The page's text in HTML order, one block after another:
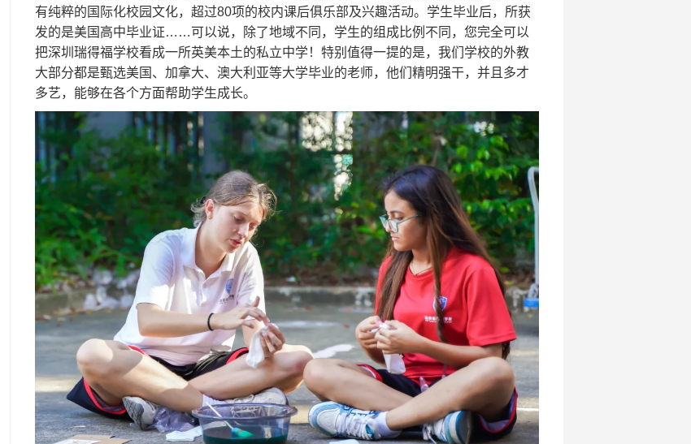
有纯粹的国际化校园文化，超过80项的校内课后俱乐部及兴趣活动。学生毕业后，所获
发的是美国高中毕业证……可以说，除了地域不同，学生的组成比例不同，您完全可以
把深圳瑞得福学校看成一所英美本土的私立中学！特别值得一提的是，我们学校的外教
大部分都是甄选美国、加拿大、澳大利亚等大学毕业的老师，他们精明强干，并且多才
多艺，能够在各个方面帮助学生成长。